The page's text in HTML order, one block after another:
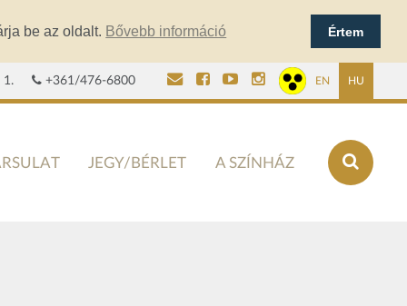
be az oldalt. Bővebb információ Értem
1. +361/476-6800 EN HU
JEGY/BÉRLET A SZÍNHÁZ